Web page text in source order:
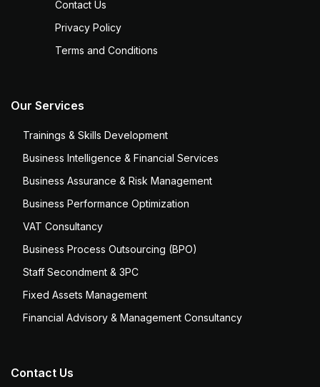
Contact Us
Privacy Policy
Terms and Conditions
Our Services
Trainings & Skills Development
Business Intelligence & Financial Services
Business Assurance & Risk Management
Business Performance Optimization
VAT Consultancy
Business Process Outsourcing (BPO)
Staff Secondment & 3PC
Fixed Assets Management
Financial Advisory & Management Consultancy
Contact Us